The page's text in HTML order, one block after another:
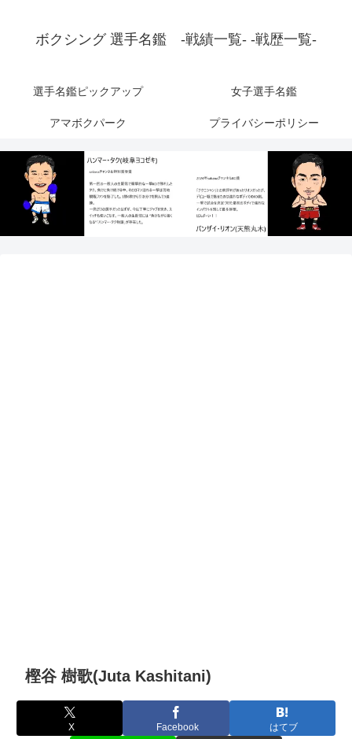
ボクシング 選手名鑑 -戦績一覧- -戦歴一覧-
選手名鑑ピックアップ 女子選手名鑑
アマボクパーク プライバシーポリシー
樫谷 樹歌(Juta Kashitani)
X Facebook はてブ